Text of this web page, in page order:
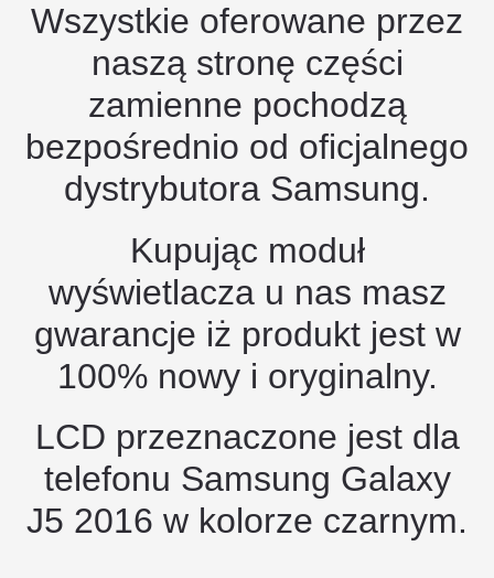
Wszystkie oferowane przez
naszą stronę części
zamienne pochodzą
bezpośrednio od oficjalnego
dystrybutora Samsung.
Kupując moduł
wyświetlacza u nas masz
gwarancje iż produkt jest w
100% nowy i oryginalny.
LCD przeznaczone jest dla
telefonu Samsung Galaxy
J5 2016 w kolorze czarnym.